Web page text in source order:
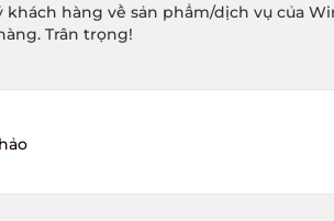
hàng về sản phẩm/dịch vụ của
Trân trọng!